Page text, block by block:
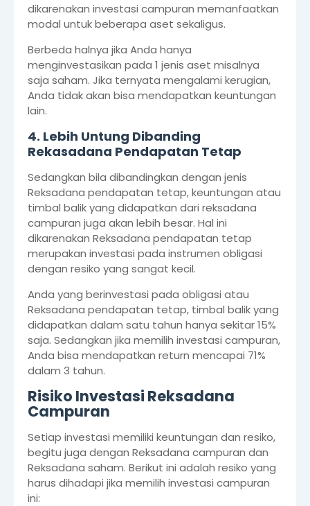
dikarenakan investasi campuran memanfaatkan
modal untuk beberapa aset sekaligus.
Berbeda halnya jika Anda hanya
menginvestasikan pada 1 jenis aset misalnya
saja saham. Jika ternyata mengalami kerugian,
Anda tidak akan bisa mendapatkan keuntungan
lain.
4. Lebih Untung Dibanding
Rekasadana Pendapatan Tetap
Sedangkan bila dibandingkan dengan jenis
Reksadana pendapatan tetap, keuntungan atau
timbal balik yang didapatkan dari reksadana
campuran juga akan lebih besar. Hal ini
dikarenakan Reksadana pendapatan tetap
merupakan investasi pada instrumen obligasi
dengan resiko yang sangat kecil.
Anda yang berinvestasi pada obligasi atau
Reksadana pendapatan tetap, timbal balik yang
didapatkan dalam satu tahun hanya sekitar 15%
saja. Sedangkan jika memilih investasi campuran,
Anda bisa mendapatkan return mencapai 71%
dalam 3 tahun.
Risiko Investasi Reksadana
Campuran
Setiap investasi memiliki keuntungan dan resiko,
begitu juga dengan Reksadana campuran dan
Reksadana saham. Berikut ini adalah resiko yang
harus dihadapi jika memilih investasi campuran
ini: